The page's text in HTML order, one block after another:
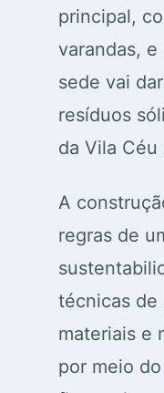
principal,
varandas,
sede vai
resíduos
da Vila Céu
A
regras de
técnicas de
materiais e
por meio